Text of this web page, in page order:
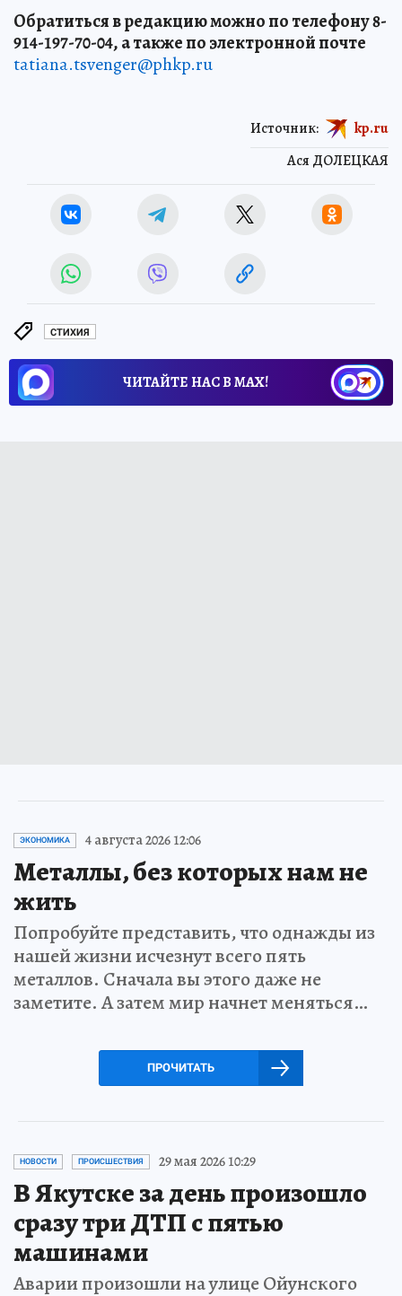
Обратиться в редакцию можно по телефону 8-
914-197-70-04, а также по электронной почте
tatiana.tsvenger@phkp.ru
Ася ДОЛЕЦКАЯ
Источник: kp.ru
СТИХИЯ
ЧИТАЙТЕ НАС В МАХ!
ЭКОНОМИКА 4 августа 2026 12:06
Металлы, без которых нам не
жить
Попробуйте представить, что однажды из
нашей жизни исчезнут всего пять
металлов. Сначала вы этого даже не
заметите. А затем мир начнет меняться…
ПРОЧИТАТЬ
НОВОСТИ ПРОИСШЕСТВИЯ 29 мая 2026 10:29
В Якутске за день произошло
сразу три ДТП с пятью
машинами
Аварии произошли на улице Ойунского